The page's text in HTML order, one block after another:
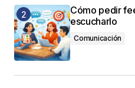
Cómo pedir
escucharlo
Comunicación